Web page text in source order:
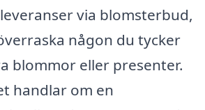
via blomsterbud,
någon du tycker
blommor eller presenter.
handlar om en